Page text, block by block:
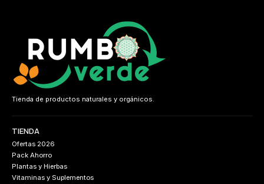
Tienda de productos naturales y orgánicos.
TIENDA
Ofertas 2026
Pack Ahorro
Plantas y Hierbas
Vitaminas y Suplementos